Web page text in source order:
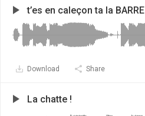
t’es en caleçon ta la BARRE
Download Share
La chatte !